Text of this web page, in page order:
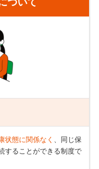
わたって一連の療養を
養を1回の療養とみな
払いの対象外です。
めた公的医療保険と併
術や医療機関、対象と
す。
場合
限り、保険契約は保険期
歳まで更新されます。
者の満年齢および更新時
ます。
状態に関係なく
、同じ保
することができる制度で